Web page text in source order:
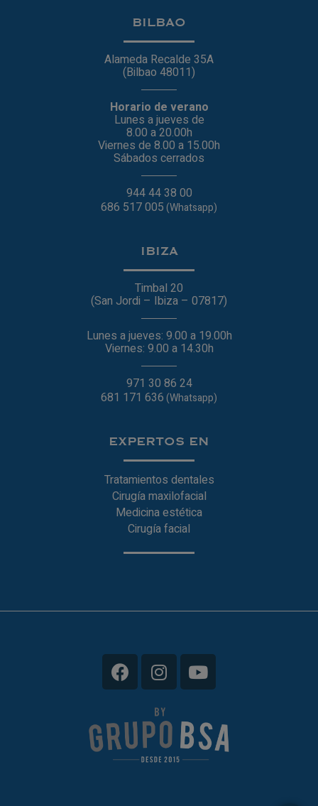
BILBAO
Alameda Recalde 35A
(Bilbao 48011)
Horario de verano
Lunes a jueves de
8.00 a 20.00h
Viernes de 8.00 a 15.00h
Sábados cerrados
944 44 38 00
686 517 005(Whatsapp)
IBIZA
Timbal 20
(San Jordi – Ibiza – 07817)
Lunes a jueves: 9.00 a 19.00h
Viernes: 9.00 a 14.30h
971 30 86 24
681 171 636(Whatsapp)
EXPERTOS EN
Tratamientos dentales
Cirugía maxilofacial
Medicina estética
Cirugía facial